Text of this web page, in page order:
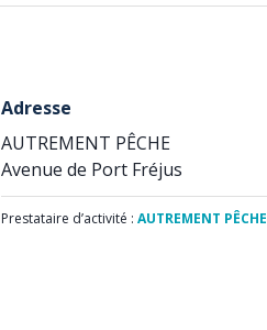
Adresse
AUTREMENT PÊCHE
Avenue de Port Fréjus
Prestataire d’activité : AUTREMENT PÊCHE